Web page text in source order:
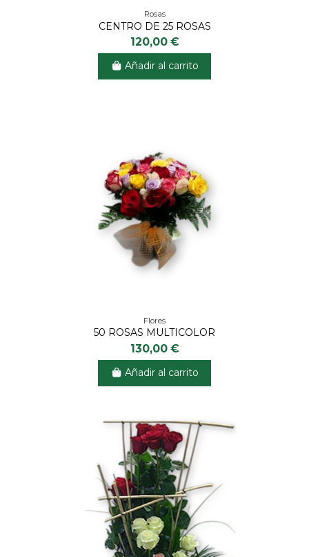
Rosas
CENTRO DE 25 ROSAS
120,00 €
Añadir al carrito
Flores
50 ROSAS MULTICOLOR
130,00 €
Añadir al carrito